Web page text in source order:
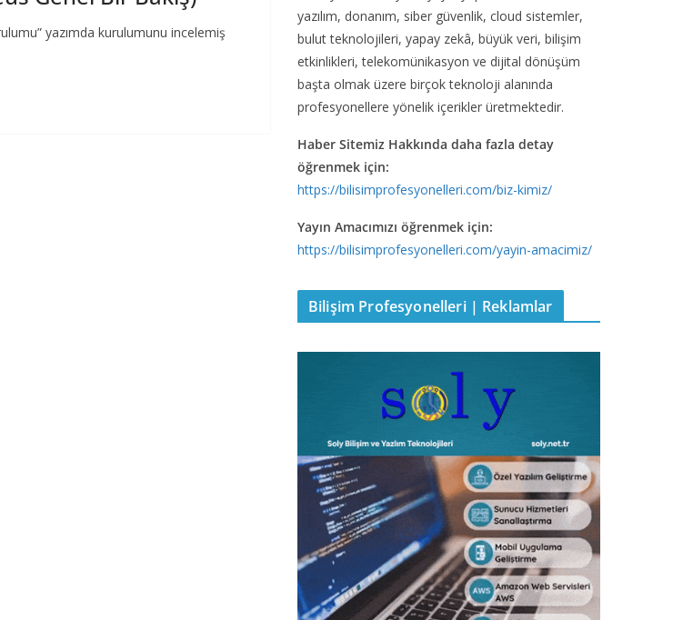
yazımda kurulumunu incelemiş
yazılım, donanım, siber güvenlik, cloud sistemler,
bulut teknolojileri, yapay zekâ, büyük veri, bilişim
etkinlikleri, telekomünikasyon ve dijital dönüşüm
başta olmak üzere birçok teknoloji alanında
profesyonellere yönelik içerikler üretmektedir.
Haber Sitemiz Hakkında daha fazla detay
öğrenmek için:
https://bilisimprofesyonelleri.com/biz-kimiz/
Yayın Amacımızı öğrenmek için:
https://bilisimprofesyonelleri.com/yayin-amacimiz/
Bilişim Profesyonelleri | Reklamlar